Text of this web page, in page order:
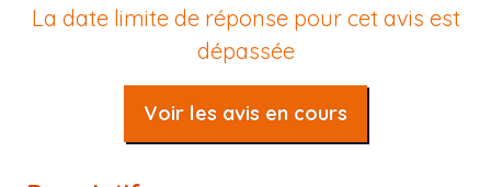
La date limite de réponse pour cet avis est
dépassée
Voir les avis en cours